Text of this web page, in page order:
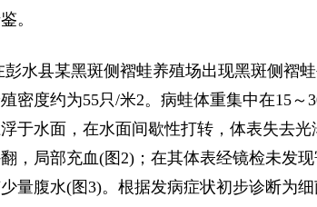
。
彭水县某黑斑侧褶蛙养殖场出现黑斑侧褶
密度约为55只/米2。病蛙体重集中在15
于水面，在水面间歇性打转，体表失去
，局部充血(图2)；在其体表经镜检未发
量腹水(图3)。根据发病症状初步诊断为细